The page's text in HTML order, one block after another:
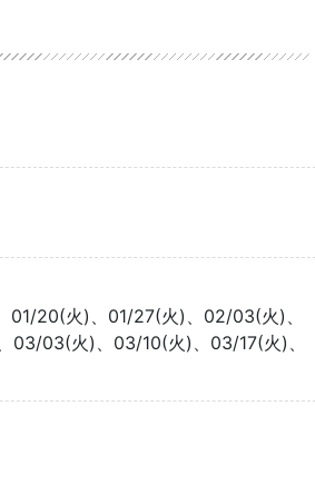
01/20(火)、01/27(火)、02/03(火)、
03/03(火)、03/10(火)、03/17(火)、